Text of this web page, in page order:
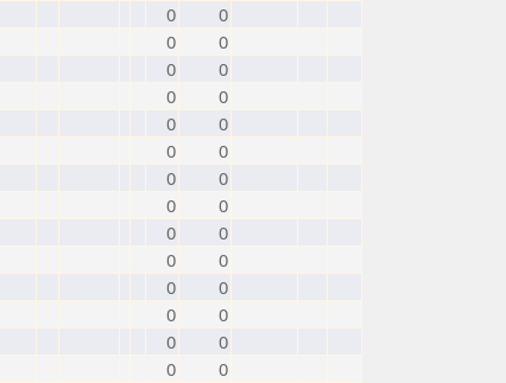
0
0
0
0
0
0
0
0
0
0
0
0
0
0
0
0
0
0
0
0
0
0
0
0
0
0
0
0